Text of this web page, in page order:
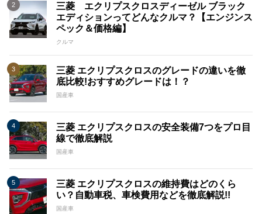
三菱 エクリプスクロスディーゼル ブラック
エディションってどんなクルマ？【エンジンス
ペック＆価格編】
クルマ
三菱 エクリプスクロスのグレードの違いを徹
底比較!おすすめグレードは！？
国産車
三菱 エクリプスクロスの安全装備7つをプロ目
線で徹底解説
国産車
三菱 エクリプスクロスの維持費はどのくら
い？自動車税、車検費用などを徹底解説!!
国産車